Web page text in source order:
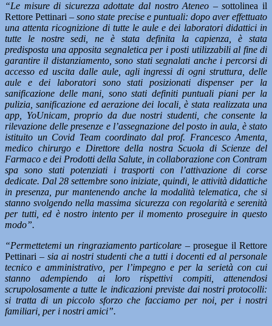
“Le misure di sicurezza adottate dal nostro Ateneo – sottolinea il
Rettore Pettinari– sono state precise e puntuali: dopo aver effettuato
una attenta ricognizione di tutte le aule e dei laboratori didattici in
tutte le nostre sedi, ne è stata definita la capienza, è stata
predisposta una apposita segnaletica per i posti utilizzabili al fine di
garantire il distanziamento, sono stati segnalati anche i percorsi di
accesso ed uscita dalle aule, agli ingressi di ogni struttura, delle
aule e dei laboratori sono stati posizionati dispenser per la
sanificazione delle mani, sono stati definiti puntuali piani per la
pulizia, sanificazione ed aerazione dei locali, è stata realizzata una
app, YoUnicam, proprio da due nostri studenti, che consente la
rilevazione delle presenze e l’assegnazione del posto in aula, è stato
istituito un Covid Team coordinato dal prof. Francesco Amenta,
medico chirurgo e Direttore della nostra Scuola di Scienze del
Farmaco e dei Prodotti della Salute, in collaborazione con Contram
spa sono stati potenziati i trasporti con l’attivazione di corse
dedicate. Dal 28 settembre sono iniziate, quindi, le attività didattiche
in presenza, pur mantenendo anche la modalità telematica, che si
stanno svolgendo nella massima sicurezza con regolarità e serenità
per tutti, ed è nostro intento per il momento proseguire in questo
modo”.
“Permettetemi un ringraziamento particolare –prosegue il Rettore
Pettinari – sia ai nostri studenti che a tutti i docenti ed al personale
tecnico e amministrativo, per l’impegno e per la serietà con cui
stanno adempiendo ai loro rispettivi compiti, attenendosi
scrupolosamente a tutte le indicazioni previste dai nostri protocolli:
si tratta di un piccolo sforzo che facciamo per noi, per i nostri
familiari, per i nostri amici”.